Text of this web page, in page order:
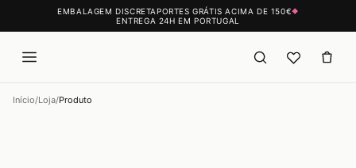
EMBALAGEM DISCRETAPORTES GRÁTIS ACIMA DE 150€◆
ENTREGA 24H EM PORTUGAL
Início/Loja/Produto